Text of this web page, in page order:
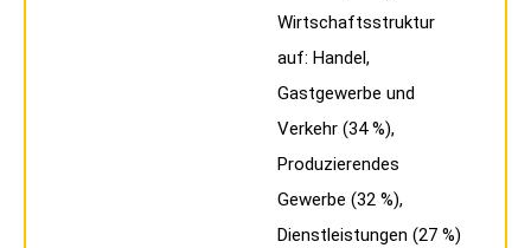
Wirtschaftsstruktur
auf: Handel,
Gastgewerbe und
Verkehr (34 %),
Produzierendes
Gewerbe (32 %),
Dienstleistungen (27 %)